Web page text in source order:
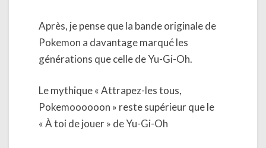
Après, je pense que la bande originale de
Pokemon a davantage marqué les
générations que celle de Yu-Gi-Oh.
Le mythique « Attrapez-les tous,
Pokemoooooon » reste supérieur que le
« À toi de jouer » de Yu-Gi-Oh